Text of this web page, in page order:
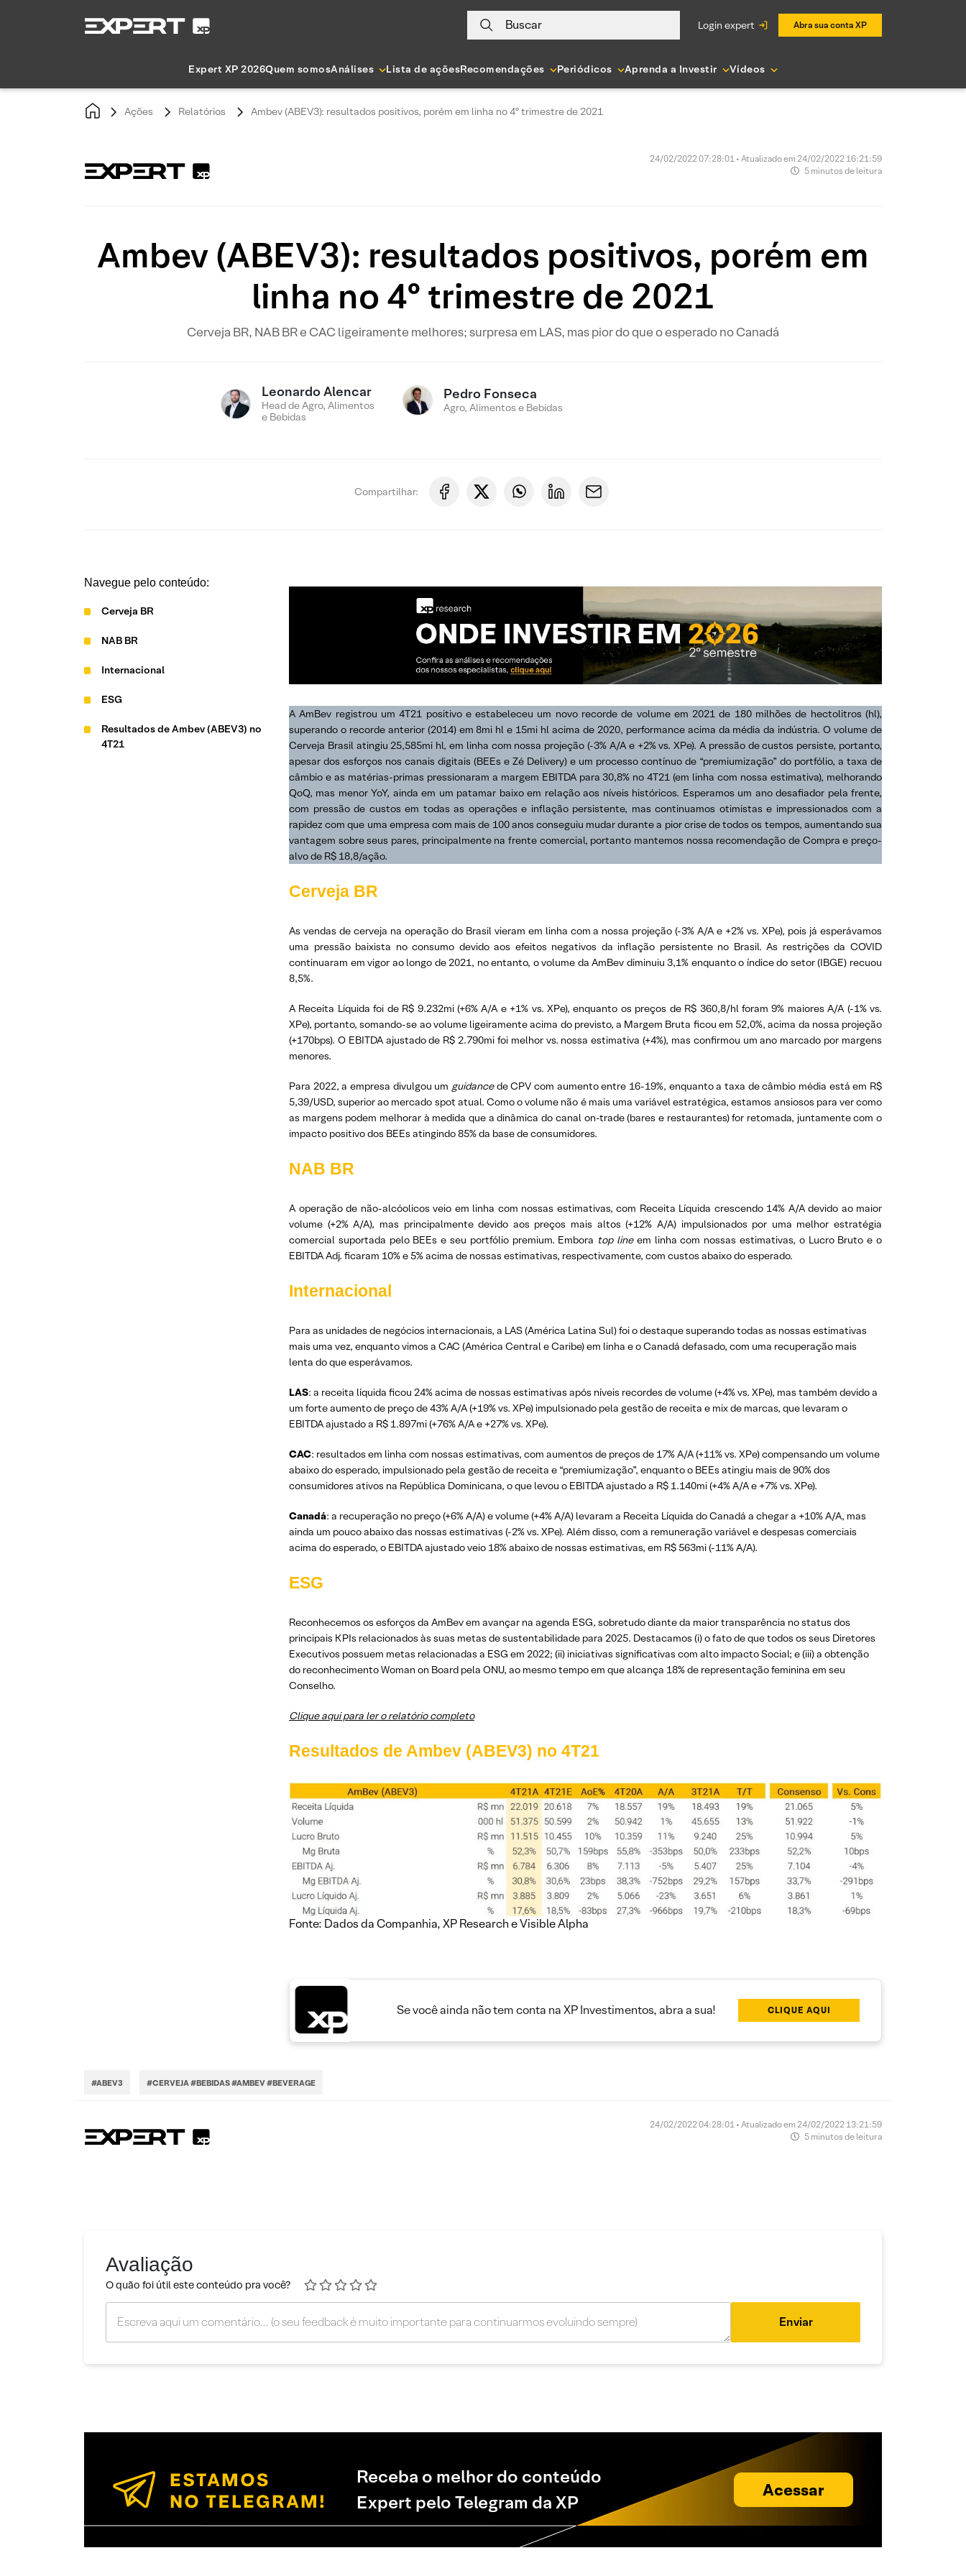
Buscar login expert Abra sua conta XP
Expert XP 2026Quem somosAnálises Lista de açõesRecomendações Periódicos Aprenda a Investir Vídeos
Ações Relatórios Ambev (ABEV3): resultados positivos, porém em linha no 4º trimestre de 2021
24/02/2022 07:28:01 • Atualizado em 24/02/2022 16:21:59
5 minutos de leitura
Ambev (ABEV3): resultados positivos, porém em
linha no 4º trimestre de 2021
Cerveja BR, NAB BR e CAC ligeiramente melhores; surpresa em LAS, mas pior do que o esperado no Canadá
Leonardo Alencar
Head de Agro, Alimentos
e Bebidas
Pedro Fonseca
Agro, Alimentos e Bebidas
Compartilhar:
Navegue pelo conteúdo:
Cerveja BR
NAB BR
Internacional
ESG
Resultados de Ambev (ABEV3) no
4T21
A AmBev registrou um 4T21 positivo e estabeleceu um novo recorde de volume em 2021 de 180 milhões de hectolitros (hl),
superando o recorde anterior (2014) em 8mi hl e 15mi hl acima de 2020, performance acima da média da indústria. O volume de
Cerveja Brasil atingiu 25,585mi hl, em linha com nossa projeção (-3% A/A e +2% vs. XPe). A pressão de custos persiste, portanto,
apesar dos esforços nos canais digitais (BEEs e Zé Delivery) e um processo contínuo de “premiumização” do portfólio, a taxa de
câmbio e as matérias-primas pressionaram a margem EBITDA para 30,8% no 4T21 (em linha com nossa estimativa), melhorando
QoQ, mas menor YoY, ainda em um patamar baixo em relação aos níveis históricos. Esperamos um ano desafiador pela frente,
com pressão de custos em todas as operações e inflação persistente, mas continuamos otimistas e impressionados com a
rapidez com que uma empresa com mais de 100 anos conseguiu mudar durante a pior crise de todos os tempos, aumentando sua
vantagem sobre seus pares, principalmente na frente comercial, portanto mantemos nossa recomendação de Compra e preço-
alvo de R$ 18,8/ação.
Cerveja BR
As vendas de cerveja na operação do Brasil vieram em linha com a nossa projeção (-3% A/A e +2% vs. XPe), pois já esperávamos
uma pressão baixista no consumo devido aos efeitos negativos da inflação persistente no Brasil. As restrições da COVID
continuaram em vigor ao longo de 2021, no entanto, o volume da AmBev diminuiu 3,1% enquanto o índice do setor (IBGE) recuou
8,5%.
A Receita Líquida foi de R$ 9.232mi (+6% A/A e +1% vs. XPe), enquanto os preços de R$ 360,8/hl foram 9% maiores A/A (-1% vs.
XPe), portanto, somando-se ao volume ligeiramente acima do previsto, a Margem Bruta ficou em 52,0%, acima da nossa projeção
(+170bps). O EBITDA ajustado de R$ 2.790mi foi melhor vs. nossa estimativa (+4%), mas confirmou um ano marcado por margens
menores.
Para 2022, a empresa divulgou um guidancede CPV com aumento entre 16-19%, enquanto a taxa de câmbio média está em R$
5,39/USD, superior ao mercado spot atual. Como o volume não é mais uma variável estratégica, estamos ansiosos para ver como
as margens podem melhorar à medida que a dinâmica do canal on-trade (bares e restaurantes) for retomada, juntamente com o
impacto positivo dos BEEs atingindo 85% da base de consumidores.
NAB BR
A operação de não-alcóolicos veio em linha com nossas estimativas, com Receita Líquida crescendo 14% A/A devido ao maior
volume (+2% A/A), mas principalmente devido aos preços mais altos (+12% A/A) impulsionados por uma melhor estratégia
comercial suportada pelo BEEs e seu portfólio premium. Embora top lineem linha com nossas estimativas, o Lucro Bruto e o
EBITDA Adj. ficaram 10% e 5% acima de nossas estimativas, respectivamente, com custos abaixo do esperado.
Internacional
Para as unidades de negócios internacionais, a LAS (América Latina Sul) foi o destaque superando todas as nossas estimativas
mais uma vez, enquanto vimos a CAC (América Central e Caribe) em linha e o Canadá defasado, com uma recuperação mais
lenta do que esperávamos.
LAS: a receita líquida ficou 24% acima de nossas estimativas após níveis recordes de volume (+4% vs. XPe), mas também devido a
um forte aumento de preço de 43% A/A (+19% vs. XPe) impulsionado pela gestão de receita e mix de marcas, que levaram o
EBITDA ajustado a R$ 1.897mi (+76% A/A e +27% vs. XPe).
CAC: resultados em linha com nossas estimativas, com aumentos de preços de 17% A/A (+11% vs. XPe) compensando um volume
abaixo do esperado, impulsionado pela gestão de receita e “premiumização”, enquanto o BEEs atingiu mais de 90% dos
consumidores ativos na República Dominicana, o que levou o EBITDA ajustado a R$ 1.140mi (+4% A/A e +7% vs. XPe).
Canadá: a recuperação no preço (+6% A/A) e volume (+4% A/A) levaram a Receita Líquida do Canadá a chegar a +10% A/A, mas
ainda um pouco abaixo das nossas estimativas (-2% vs. XPe). Além disso, com a remuneração variável e despesas comerciais
acima do esperado, o EBITDA ajustado veio 18% abaixo de nossas estimativas, em R$ 563mi (-11% A/A).
ESG
Reconhecemos os esforços da AmBev em avançar na agenda ESG, sobretudo diante da maior transparência no status dos
principais KPIs relacionados às suas metas de sustentabilidade para 2025. Destacamos (i) o fato de que todos os seus Diretores
Executivos possuem metas relacionadas a ESG em 2022; (ii) iniciativas significativas com alto impacto Social; e (iii) a obtenção
do reconhecimento Woman on Board pela ONU, ao mesmo tempo em que alcança 18% de representação feminina em seu
Conselho.
Clique aqui para ler o relatório completo
Resultados de Ambev (ABEV3) no 4T21
Fonte: Dados da Companhia, XP Research e Visible Alpha
Se você ainda não tem conta na XP Investimentos, abra a sua! CLIQUE AQUI
#ABEV3 #CERVEJA #BEBIDAS #AMBEV #BEVERAGE
24/02/2022 04:28:01 • Atualizado em 24/02/2022 13:21:59
5 minutos de leitura
Avaliação
O quão foi útil este conteúdo pra você?
Enviar
Receba o melhor do conteúdo
Expert pelo Telegram da XP
Acessar